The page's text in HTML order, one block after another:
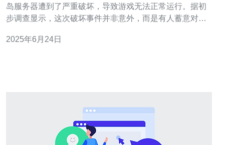
岛服务器遭到了严重破坏，导致游戏无法正常运行。据初
步调查显示，这次破坏事件并非意外，而是有人蓄意对服
戏，玩家可以在游戏中体验恐龙世界的刺激与冒险。该服
2025年6月24日